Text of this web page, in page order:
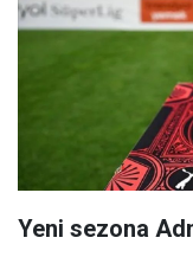
Yeni sezona